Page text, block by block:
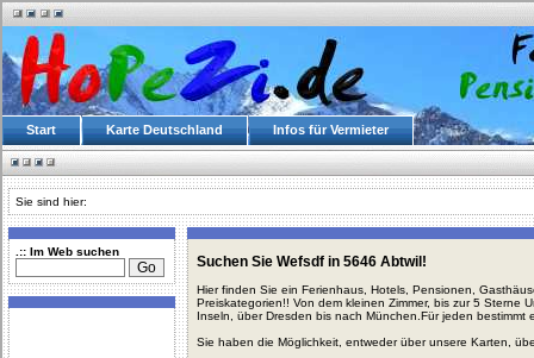
Start Karte Deutschland Infos für Vermieter
Sie sind hier:
.:: Im Web suchen
Suchen Sie Wefsdf in 5646 Abtwil!
Hier finden Sie ein Ferienhaus, Hotels, Pensionen,
Preiskategorien!! Von dem kleinen Zimmer, bis zur 5 Sterne
Inseln, über Dresden bis nach München.Für jeden bestimmt
Sie haben die Möglichkeit, entweder über unsere Karten,